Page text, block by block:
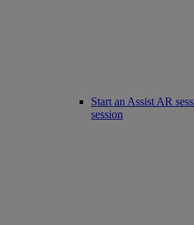
Start an Assist AR
session